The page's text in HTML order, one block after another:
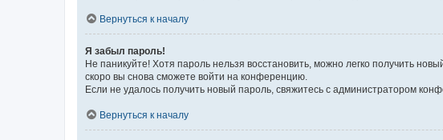
Вернуться к началу
Я забыл пароль!
Не паникуйте! Хотя пароль нельзя восстановить, можно легко получить
скоро вы снова сможете войти на конференцию.
Если не удалось получить новый пароль, свяжитесь с администратором
Вернуться к началу